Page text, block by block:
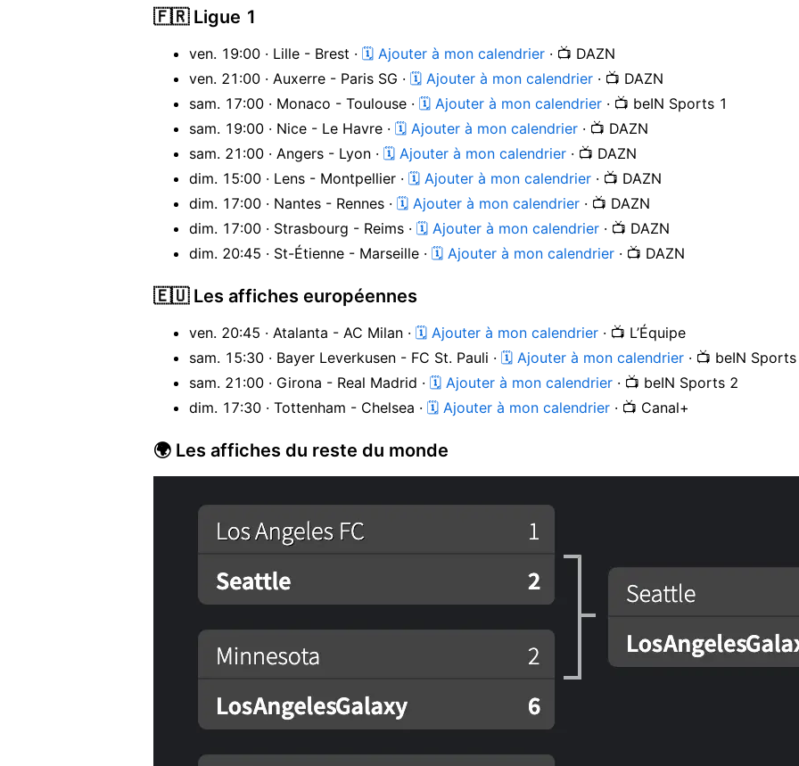
🇫🇷 Ligue 1
ven. 19:00 · Lille - Brest · 🗓 Ajouter à mon calendrier · 📺 DAZN
ven. 21:00 · Auxerre - Paris SG · 🗓 Ajouter à mon calendrier · 📺 DAZN
sam. 17:00 · Monaco - Toulouse · 🗓 Ajouter à mon calendrier · 📺 beIN Sports 1
sam. 19:00 · Nice - Le Havre · 🗓 Ajouter à mon calendrier · 📺 DAZN
sam. 21:00 · Angers - Lyon · 🗓 Ajouter à mon calendrier · 📺 DAZN
dim. 15:00 · Lens - Montpellier · 🗓 Ajouter à mon calendrier · 📺 DAZN
dim. 17:00 · Nantes - Rennes · 🗓 Ajouter à mon calendrier · 📺 DAZN
dim. 17:00 · Strasbourg - Reims · 🗓 Ajouter à mon calendrier · 📺 DAZN
dim. 20:45 · St-Étienne - Marseille · 🗓 Ajouter à mon calendrier · 📺 DAZN
🇪🇺 Les affiches européennes
ven. 20:45 · Atalanta - AC Milan · 🗓 Ajouter à mon calendrier · 📺 L’Équipe
sam. 15:30 · Bayer Leverkusen - FC St. Pauli · 🗓 Ajouter à mon calendrier · 📺 beIN
sam. 21:00 · Girona - Real Madrid · 🗓 Ajouter à mon calendrier · 📺 beIN Sports 2
dim. 17:30 · Tottenham - Chelsea · 🗓 Ajouter à mon calendrier · 📺 Canal+
🌍 Les affiches du reste du monde